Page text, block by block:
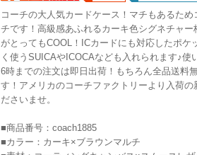
コーチの大人気カードケース！マチもあるた
チです！高級感あふれるカーキ色シグネチャ
がとってもCOOL！ICカードにも対応したポ
く使うSUICAやICOCAなども入れられます♪
6時までの注文は即日出荷！もちろん全品送料
す！アメリカのコーチファクトリーより入荷
ださいませ。
■商品番号：coach1885
■カラー：カーキ×ブラウンマルチ